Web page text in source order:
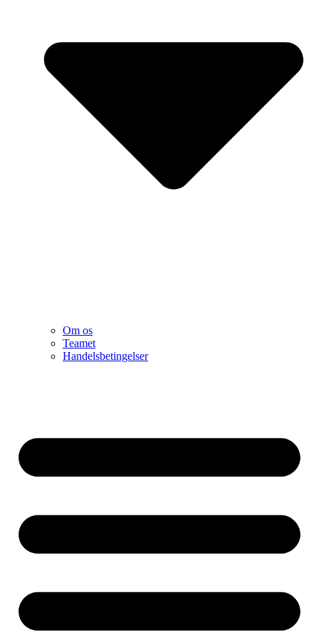
Om os
Teamet
Handelsbetingelser